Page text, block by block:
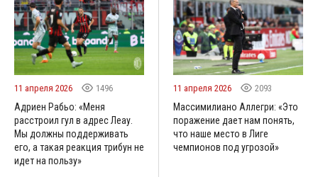
11 апреля 2026 1496
Адриен Рабьо: «Меня
расстроил гул в адрес Леау.
Мы должны поддерживать
его, а такая реакция трибун не
идет на пользу»
11 апреля 2026 2093
Массимилиано Аллегри: «Это
поражение дает нам понять,
что наше место в Лиге
чемпионов под угрозой»